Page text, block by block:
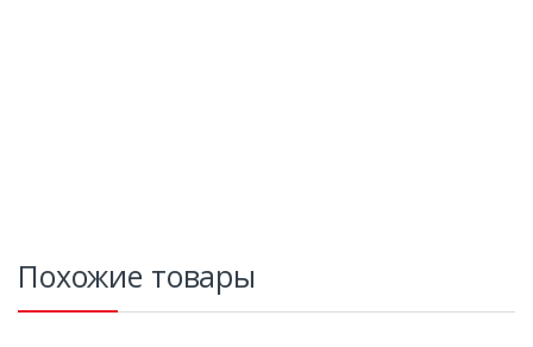
Похожие товары